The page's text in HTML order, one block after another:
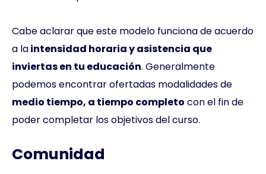
Cabe aclarar que este modelo funciona de acuerdo
a laintensidad horaria y asistencia que
inviertas en tu educación. Generalmente
podemos encontrar ofertadas modalidades de
medio tiempo, a tiempo completo con el fin de
poder completar los objetivos del curso.
Comunidad